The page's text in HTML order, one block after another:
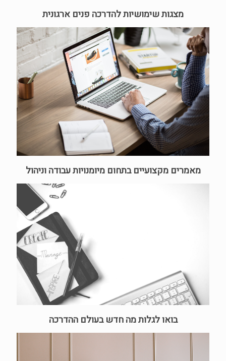
מצגות שימושיות להדרכה פנים ארגונית
מאמרים מקצועיים בתחום מיומנויות עבודה וניהול
בואו לגלות מה חדש בעולם ההדרכה